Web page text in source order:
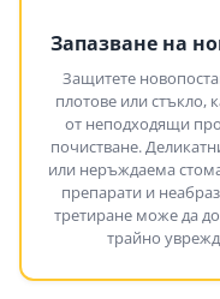
Запазване на
Защитете
плотове или стъкло,
от неподходящи
почистване.
или неръждаема
препарати и
третиране може да
трайно